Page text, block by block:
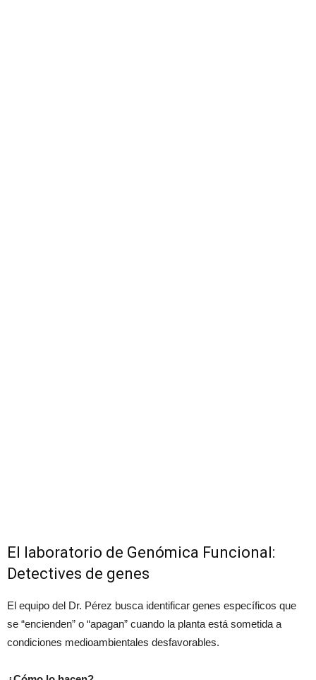
El laboratorio de Genómica Funcional:
Detectives de genes
El equipo del Dr. Pérez busca identificar genes específicos que
se “encienden” o “apagan” cuando la planta está sometida a
condiciones medioambientales desfavorables.